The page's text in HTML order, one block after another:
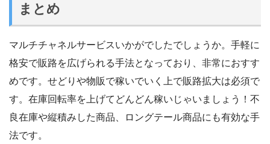
まとめ
マルチチャネルサービスいかがでしたでしょうか。手軽に
格安で販路を広げられる手法となっており、非常におすす
めです。せどりや物販で稼いでいく上で販路拡大は必須で
す。在庫回転率を上げてどんどん稼いじゃいましょう！不
良在庫や縦積みした商品、ロングテール商品にも有効な手
法です。